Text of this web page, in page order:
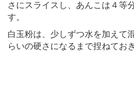
さにスライスし、あんこは４等
す。
白玉粉は、少しずつ水を加えて
らいの硬さになるまで捏ねてお